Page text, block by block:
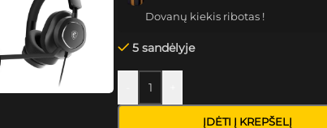
Spustelėkite, kad padidintumėte
Dovanų kiekis ribotas !
5 sandėlyje
ĮDĖTI Į KREPŠELĮ